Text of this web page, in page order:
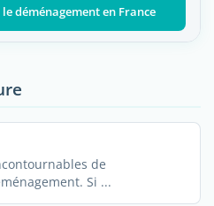
déménagement en France
de
Si ...